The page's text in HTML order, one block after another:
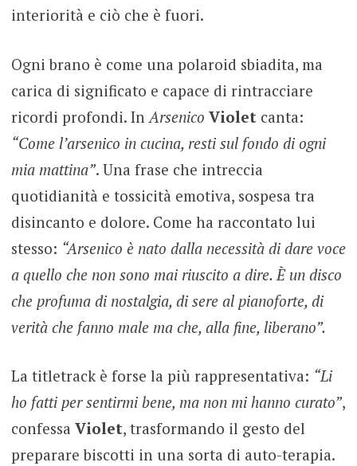
interiorità e ciò che è fuori.
Ogni brano è come una polaroid sbiadita, ma
carica di significato e capace di rintracciare
ricordi profondi. In Arsenico Violetcanta:
“Come l’arsenico in cucina, resti sul fondo di ogni
mia mattina”. Una frase che intreccia
quotidianità e tossicità emotiva, sospesa tra
disincanto e dolore. Come ha raccontato lui
stesso: “Arsenico è nato dalla necessità di dare voce
a quello che non sono mai riuscito a dire. È un disco
che profuma di nostalgia, di sere al pianoforte, di
verità che fanno male ma che, alla fine, liberano”.
La titletrack è forse la più rappresentativa: “Li
ho fatti per sentirmi bene, ma non mi hanno curato”,
confessa Violet, trasformando il gesto del
preparare biscotti in una sorta di auto-terapia.